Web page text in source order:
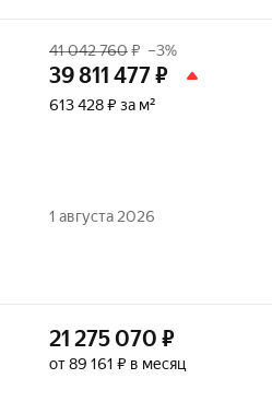
41 042 760₽ –3%
39 811 477₽
613 428 ₽ за м²
1 августа 2026
21 275 070 ₽
от 89 161 ₽ в месяц